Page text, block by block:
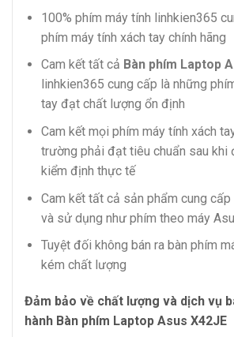
100% phím máy tính linhkien365
phím máy tính xách tay chính hãng
Cam kết tất cả Bàn phím Laptop
linhkien365 cung cấp là những
tay đạt chất lượng ổn định
Cam kết mọi phím máy tính xách
trường phải đạt tiêu chuẩn sau khi
kiểm định thực tế
Cam kết tất cả sản phẩm cung
và sử dụng như phím theo máy
Tuyệt đối không bán ra bàn phím
kém chất lượng
Đảm bảo về chất lượng và dịch vụ
hành Bàn phím Laptop Asus X42JE